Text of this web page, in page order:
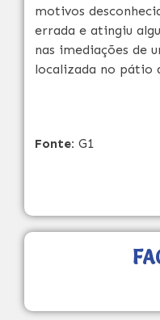
motivos
errada e atingiu
nas imediações de
localizada no pátio
Fonte: G1